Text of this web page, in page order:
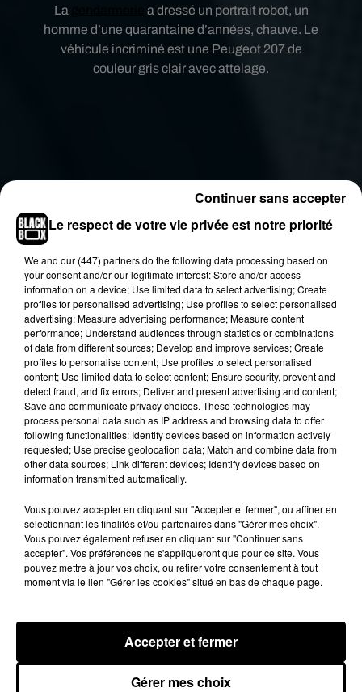
La
a dressé un portrait robot, un
homme d’une quarantaine d’années, chauve. Le
véhicule incriminé est une Peugeot 207 de
couleur gris clair avec attelage.
Le respect de votre vie privée est notre priorité
We and our (447) partnersdo the following data processing based on
your consent and/or our legitimate interest: Store and/or access
information on a device; Use limited data to select advertising; Create
profiles for personalised advertising; Use profiles to select personalised
advertising; Measure advertising performance; Measure content
performance; Understand audiences through statistics or combinations
of data from different sources; Develop and improve services; Create
profiles to personalise content; Use profiles to select personalised
content; Use limited data to select content; Ensure security, prevent and
detect fraud, and fix errors; Deliver and present advertising and content;
Save and communicate privacy choices. These technologies may
process personal data such as IP address and browsing data to offer
following functionalities: Identify devices based on information actively
requested; Use precise geolocation data; Match and combine data from
other data sources; Link different devices; Identify devices based on
information transmitted automatically.
Vous pouvez accepter en cliquant sur "Accepter et fermer", ou affiner en
sélectionnant les finalités et/ou partenaires dans "Gérer mes choix".
Vous pouvez également refuser en cliquant sur "Continuer sans
accepter". Vos préférences ne s'appliqueront que pour ce site. Vous
pouvez mettre à jour vos choix, ou retirer votre consentement à tout
moment via le lien "Gérer les cookies" situé en bas de chaque page.
Gérer mes choix
Accepter et fermer
Continuer sans accepter